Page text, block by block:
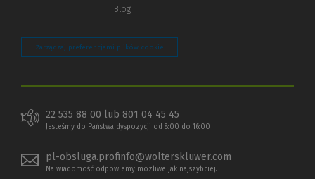
Blog
Zarządzaj preferencjami plików cookie
22 535 88 00 lub 801 04 45 45
Jesteśmy do Państwa dyspozycji od 8:00 do 16:00
pl-obsluga.profinfo@wolterskluwer.com
Na wiadomość odpowiemy możliwe jak najszybciej.